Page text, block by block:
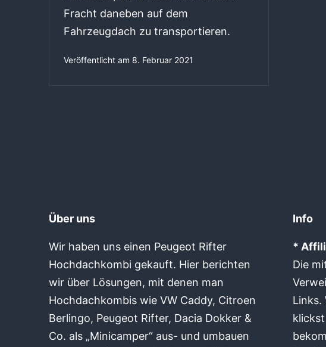
Fracht daneben auf dem
Fahrzeugdach zu transportieren.
Veröffentlicht am 8. Februar 2021
Über uns
Wir haben uns einen Peugeot Rifter
Hochdachkombi gekauft. Hier berichten
wir über Lösungen, mit denen man
Hochdachkombis wie VW Caddy, Citroen
Berlingo, Peugeot Rifter, Dacia Dokker &
Co. als „Minicamper“ aus- und umbauen
Info
*
Die
Links.